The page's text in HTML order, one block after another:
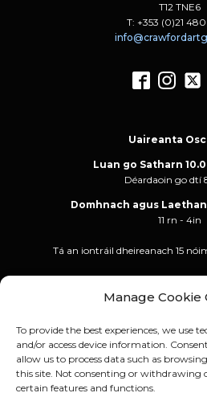
Manage Cookie
To provide the best experiences, we use
and/or access device information.
allow us to process data such as
this site. Not consenting or withdrawing
certain features and functions.
T12 TNE6
T: +353 (0)21
Uaireanta
Luan go Satharn
Déardaoin go dtí
Domhnach agus
11 rn - 4in
Tá an iontráil dheireanach 15